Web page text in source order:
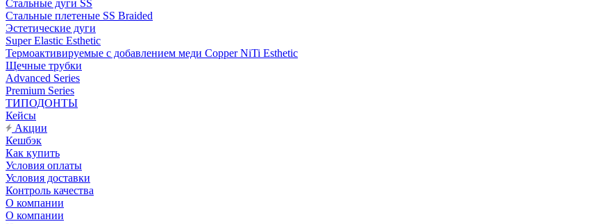
Стальные дуги SS
Стальные плетеные SS Braided
Эстетические дуги
Super Elastic Esthetic
Термоактивируемые с добавлением меди Copper NiTi Esthetic
Щечные трубки
Advanced Series
Premium Series
ТИПОДОНТЫ
Кейсы
Акции
Кешбэк
Как купить
Условия оплаты
Условия доставки
Контроль качества
О компании
О компании